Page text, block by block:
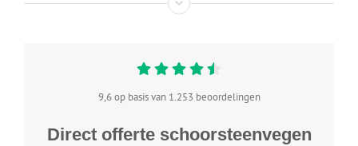
9,6 op basis van 1.253 beoordelingen
Direct offerte schoorsteenvegen